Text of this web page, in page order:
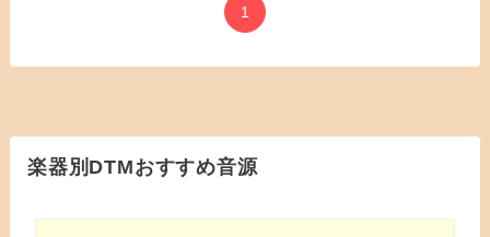
1
楽器別DTMおすすめ音源